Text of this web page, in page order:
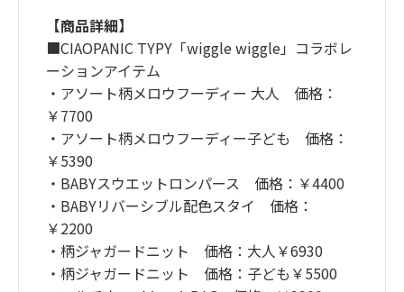
【商品詳細】
■CIAOPANIC TYPY「wiggle wiggle」コラボレ
ーションアイテム
・アソート柄メロウフーディー 大人 価格：
￥7700
・アソート柄メロウフーディー子ども 価格：
￥5390
・BABYスウエットロンパース 価格：￥4400
・BABYリバーシブル配色スタイ 価格：
￥2200
・柄ジャガードニット 価格：大人￥6930
・柄ジャガードニット 価格：子ども￥5500